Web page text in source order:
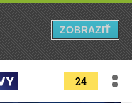
24
ZOBRAZIŤ